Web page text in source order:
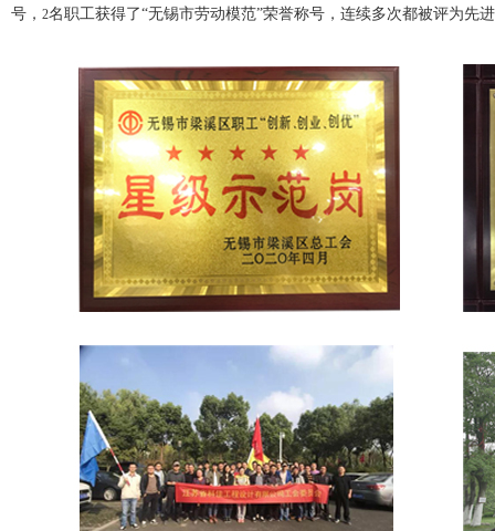
号， 2名职工获得了“无锡市劳动模范”荣誉称号，连续多次都被评为先